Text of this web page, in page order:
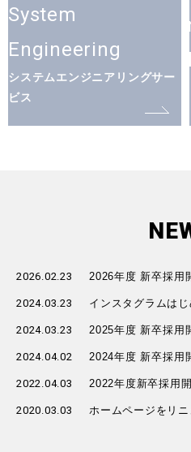
System
Engineering
システムエンジニアリングサー
ビス
2026.02.23 2026年度 新卒採用
2024.03.23 インスタグラムは
2024.03.23 2025年度 新卒採用
2024.04.02 2024年度 新卒採用
2022.04.03 2022年度新卒採用
2020.03.03 ホームページをリ